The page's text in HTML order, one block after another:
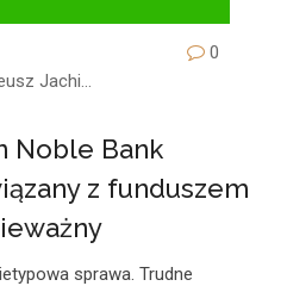
Jachimczyk
0
Noble Bank
z funduszem
sprawa. Trudne